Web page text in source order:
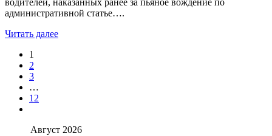
водителей, наказанных ранее за пьяное вождение по
административной статье….
Читать далее
1
2
3
…
12
Август 2026